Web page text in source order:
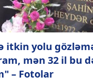
itkin yolu
mən 32 il bu
– Fotolar